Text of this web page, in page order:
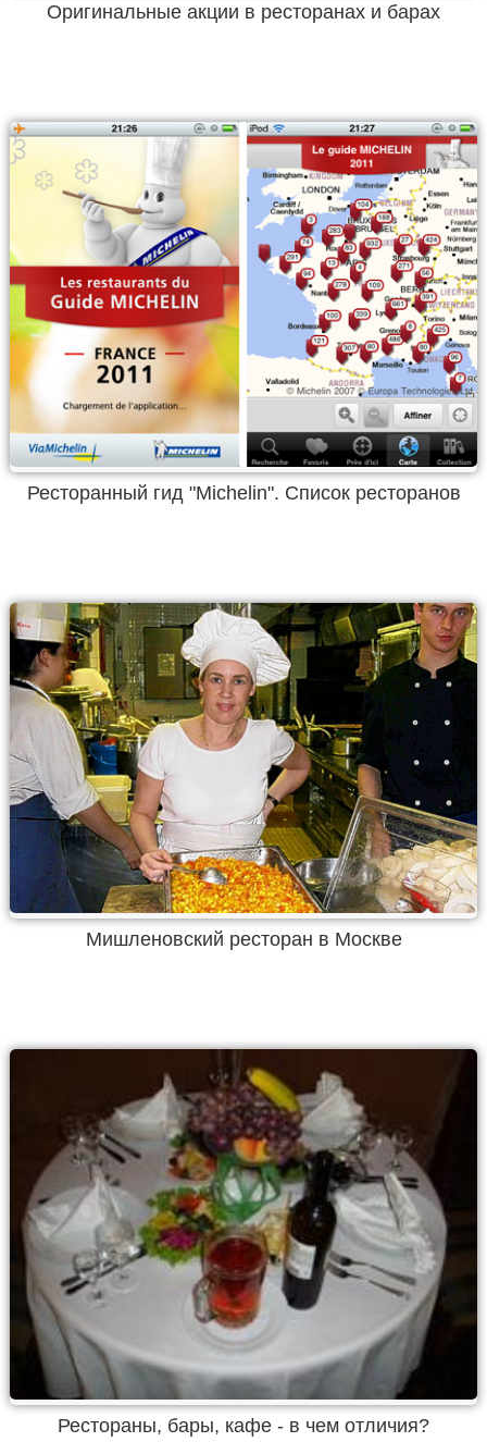
Оригинальные акции в ресторанах и барах
Ресторанный гид "Michelin". Список ресторанов
Мишленовский ресторан в Москве
Рестораны, бары, кафе - в чем отличия?